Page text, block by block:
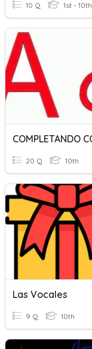
10 Q 1st - 10th
20 Q 10th
Las Vocales
9 Q 10th